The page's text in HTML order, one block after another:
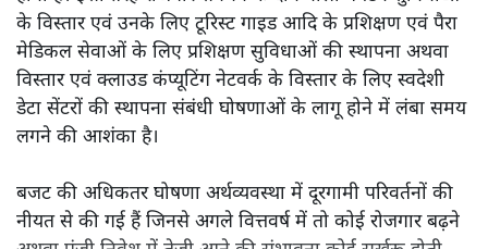
के विस्तार एवं उनके लिए टूरिस्ट गाइड आदि के प्रशिक्षण एवं पैरा
मेडिकल सेवाओं के लिए प्रशिक्षण सुविधाओं की स्थापना अथवा
विस्तार एवं क्लाउड कंप्यूटिंग नेटवर्क के विस्तार के लिए स्वदेशी
डेटा सेंटरों की स्थापना संबंधी घोषणाओं के लागू होने में लंबा समय
लगने की आशंका है।
बजट की अधिकतर घोषणा अर्थव्यवस्था में दूरगामी परिवर्तनों की
नीयत से की गई हैं जिनसे अगले वित्तवर्ष में तो कोई रोजगार बढ़ने